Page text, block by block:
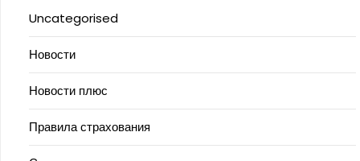
Uncategorised
Новости
Новости плюс
Правила страхования